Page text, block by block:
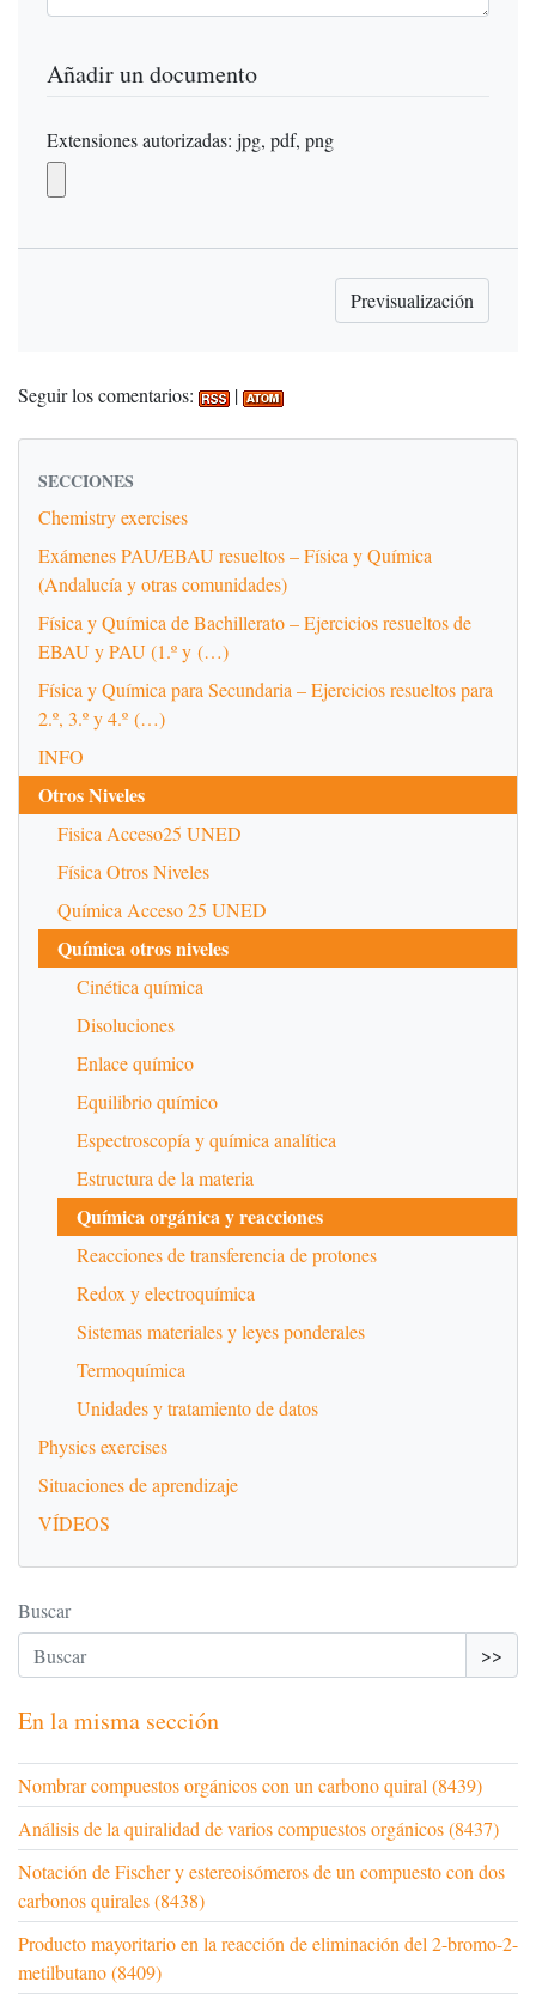
Añadir un documento
Extensiones autorizadas: jpg, pdf, png
Seguir los comentarios: |
SECCIONES
Chemistry exercises
Exámenes PAU/EBAU resueltos – Física y Química
(Andalucía y otras comunidades)
Física y Química de Bachillerato – Ejercicios resueltos de
EBAU y PAU (1.º y (…)
Física y Química para Secundaria – Ejercicios resueltos para
2.º, 3.º y 4.º (…)
INFO
Otros Niveles
Fisica Acceso25 UNED
Física Otros Niveles
Química Acceso 25 UNED
Química otros niveles
Cinética química
Disoluciones
Enlace químico
Equilibrio químico
Espectroscopía y química analítica
Estructura de la materia
Química orgánica y reacciones
Reacciones de transferencia de protones
Redox y electroquímica
Sistemas materiales y leyes ponderales
Termoquímica
Unidades y tratamiento de datos
Physics exercises
Situaciones de aprendizaje
VÍDEOS
Buscar
>>
En la misma sección
Nombrar compuestos orgánicos con un carbono quiral (8439)
Análisis de la quiralidad de varios compuestos orgánicos (8437)
Notación de Fischer y estereoisómeros de un compuesto con dos
carbonos quirales (8438)
Producto mayoritario en la reacción de eliminación del 2-bromo-2-
metilbutano (8409)